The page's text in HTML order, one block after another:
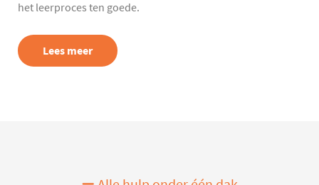
het leerproces ten goede.
Lees meer